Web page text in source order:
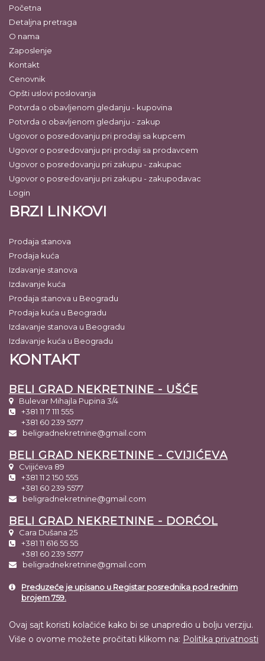
Početna
Detaljna pretraga
O nama
Zaposlenje
Kontakt
Cenovnik
Opšti uslovi poslovanja
Potvrda o obavljenom gledanju - kupovina
Potvrda o obavljenom gledanju - zakup
Ugovor o posredovanju pri prodaji sa kupcem
Ugovor o posredovanju pri prodaji sa prodavcem
Ugovor o posredovanju pri zakupu - zakupac
Ugovor o posredovanju pri zakupu - zakupodavac
Login
BRZI LINKOVI
Prodaja stanova
Prodaja kuća
Izdavanje stanova
Izdavanje kuća
Prodaja stanova u Beogradu
Prodaja kuća u Beogradu
Izdavanje stanova u Beogradu
Izdavanje kuća u Beogradu
KONTAKT
BELI GRAD NEKRETNINE - UŠĆE
Bulevar Mihajla Pupina 3/4
+381 11 7 111 555
+381 60 239 5577
beligradnekretnine@gmail.com
BELI GRAD NEKRETNINE - CVIJIĆEVA
Cvijićeva 89
+381 11 2 150 555
+381 60 239 5577
beligradnekretnine@gmail.com
BELI GRAD NEKRETNINE - DORĆOL
Cara Dušana 25
+381 11 616 55 55
+381 60 239 5577
beligradnekretnine@gmail.com
Preduzeće je upisano u Registar posrednika pod rednim
brojem 759.
Ovaj sajt koristi kolačiće kako bi se unapredio u bolju verziju.
Više o ovome možete pročitati klikom na: Politika privatnosti